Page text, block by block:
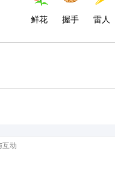
鲜花 握手 雷人